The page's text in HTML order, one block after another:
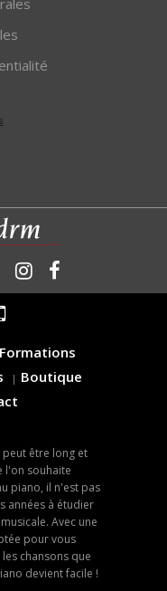
Formations
Boutique
être long et
l'on souhaite
piano, il n'est pas
années à étudier
Avec une
pour vous
chansons que
devient facile !